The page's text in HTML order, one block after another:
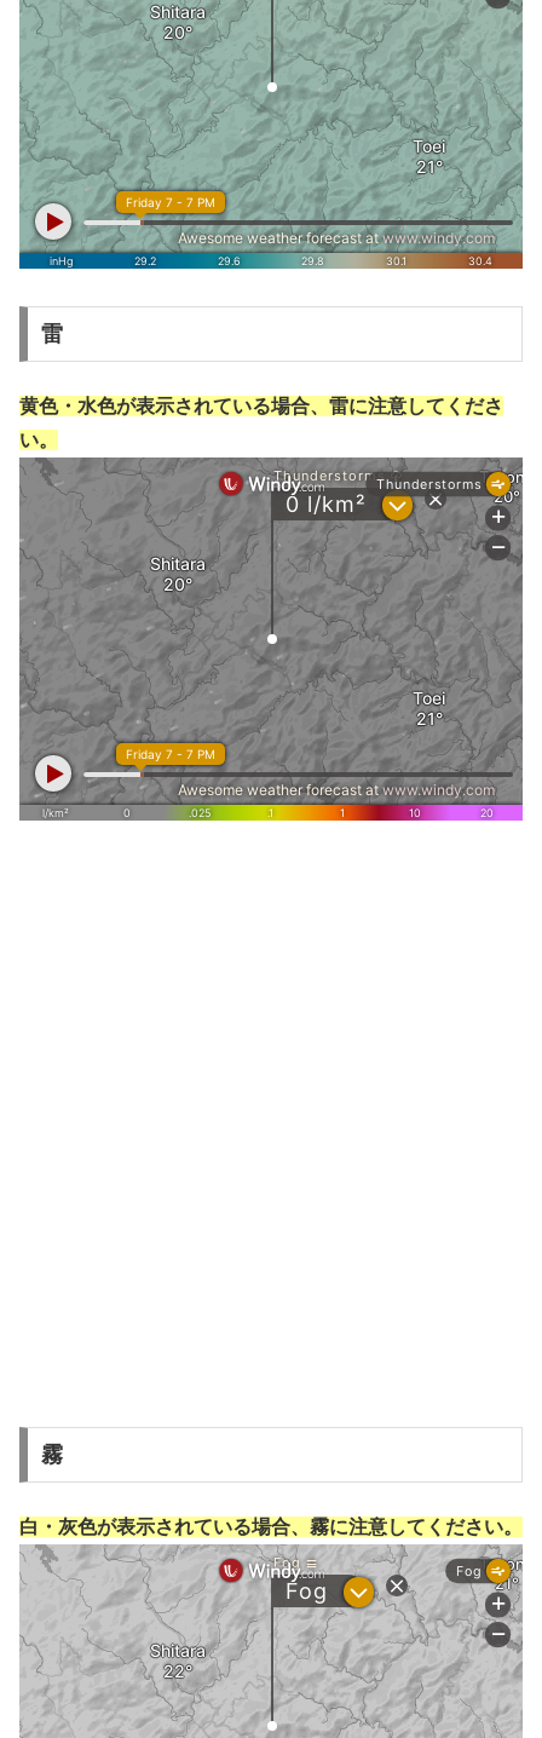
雷
黄色・水色が表示されている場合、雷に注意してくださ
い。
霧
白・灰色が表示されている場合、霧に注意してください。